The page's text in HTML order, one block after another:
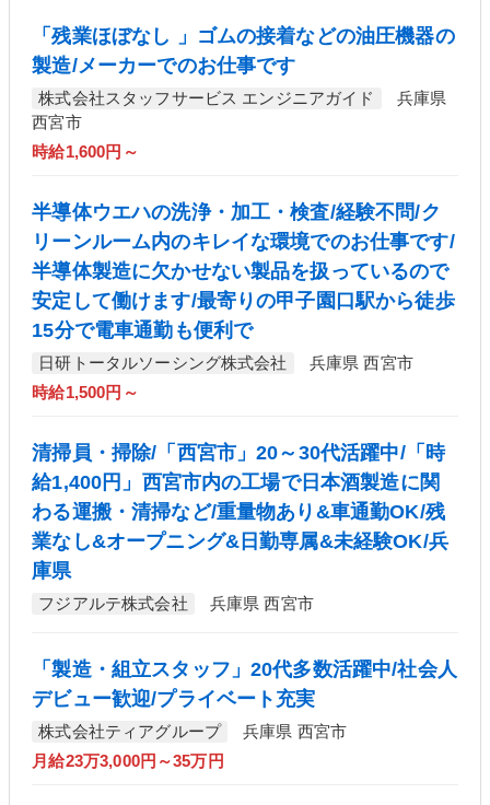
「残業ほぼなし 」ゴムの接着などの油圧機器の
製造/メーカーでのお仕事です
株式会社スタッフサービス エンジニアガイド
兵庫県
西宮市
時給1,600円～
半導体ウエハの洗浄・加工・検査/経験不問/ク
リーンルーム内のキレイな環境でのお仕事です/
半導体製造に欠かせない製品を扱っているので
安定して働けます/最寄りの甲子園口駅から徒歩
15分で電車通勤も便利で
日研トータルソーシング株式会社
兵庫県 西宮市
時給1,500円～
清掃員・掃除/「西宮市」20～30代活躍中/「時
給1,400円」西宮市内の工場で日本酒製造に関
わる運搬・清掃など/重量物あり&車通勤OK/残
業なし&オープニング&日勤専属&未経験OK/兵
庫県
フジアルテ株式会社 兵庫県 西宮市
「製造・組立スタッフ」20代多数活躍中/社会人
デビュー歓迎/プライベート充実
株式会社ティアグループ
兵庫県 西宮市
月給23万3,000円～35万円